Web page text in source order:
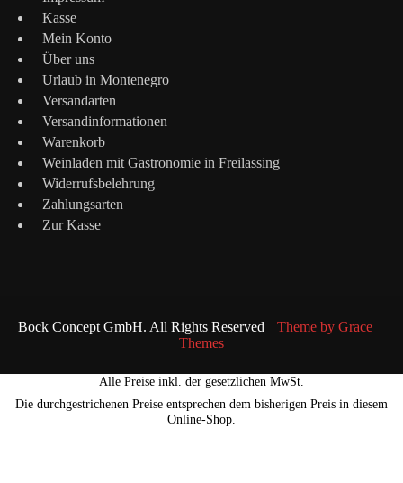
Kasse
Mein Konto
Über uns
Urlaub in Montenegro
Versandarten
Versandinformationen
Warenkorb
Weinladen mit Gastronomie in Freilassing
Widerrufsbelehrung
Zahlungsarten
Zur Kasse
Bock Concept GmbH. All Rights Reserved
Theme by Grace
Themes
Alle Preise inkl. der gesetzlichen MwSt.
Die durchgestrichenen Preise entsprechen dem bisherigen Preis in diesem
Online-Shop.